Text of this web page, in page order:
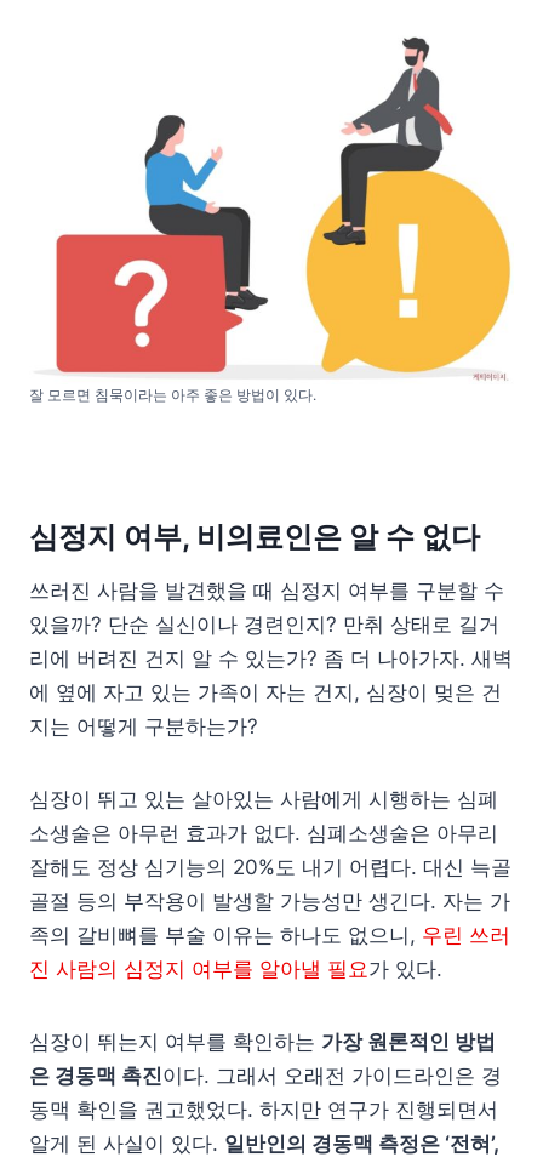
잘 모르면 침묵이라는 아주 좋은 방법이 있다.
심정지 여부, 비의료인은 알 수 없다
쓰러진 사람을 발견했을 때 심정지 여부를 구분할 수
있을까? 단순 실신이나 경련인지? 만취 상태로 길거
리에 버려진 건지 알 수 있는가? 좀 더 나아가자. 새벽
에 옆에 자고 있는 가족이 자는 건지, 심장이 멎은 건
지는 어떻게 구분하는가?
심장이 뛰고 있는 살아있는 사람에게 시행하는 심폐
소생술은 아무런 효과가 없다. 심폐소생술은 아무리
잘해도 정상 심기능의 20%도 내기 어렵다. 대신 늑골
골절 등의 부작용이 발생할 가능성만 생긴다. 자는 가
족의 갈비뼈를 부술 이유는 하나도 없으니, 우린 쓰러
진 사람의 심정지 여부를 알아낼 필요가 있다.
심장이 뛰는지 여부를 확인하는 가장 원론적인 방법
은 경동맥 촉진이다. 그래서 오래전 가이드라인은 경
동맥 확인을 권고했었다. 하지만 연구가 진행되면서
알게 된 사실이 있다. 일반인의 경동맥 측정은 ‘전혀’,